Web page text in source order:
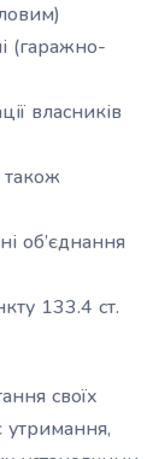
(гаражно-
власників
також
об’єднання
133.4 ст.
своїх
утримання,